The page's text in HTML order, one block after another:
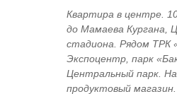
Квартира в центре.
до Мамаева Кургана,
стадиона. Рядом ТРК
Экспоцентр, парк
Центральный парк.
продуктовый